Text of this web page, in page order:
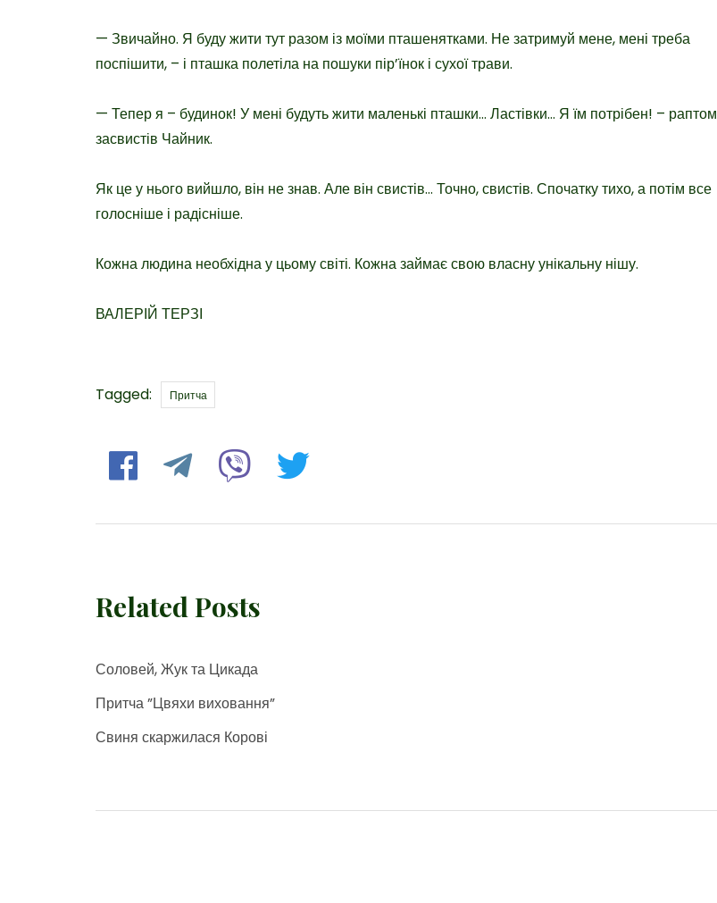
— Звичайно. Я буду жити тут разом із моїми пташенятками. Не затримуй мене, мені треба
поспішити, – і пташка полетіла на пошуки пір’їнок і сухої трави.
— Тепер я – будинок! У мені будуть жити маленькі пташки… Ластівки… Я їм потрібен! – раптом
засвистів Чайник.
Як це у нього вийшло, він не знав. Але він свистів… Точно, свистів. Спочатку тихо, а потім все
голосніше і радісніше.
Кожна людина необхідна у цьому світі. Кожна займає свою власну унікальну нішу.
ВАЛЕРІЙ ТЕРЗІ
Tagged: Tags
Притча
Related Posts
Соловей, Жук та Цикада
Притча ”Цвяхи виховання”
Свиня скаржилася Корові